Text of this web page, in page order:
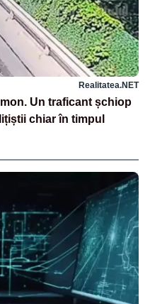
Realitatea.NET
Un traficant șchiop
chiar în timpul